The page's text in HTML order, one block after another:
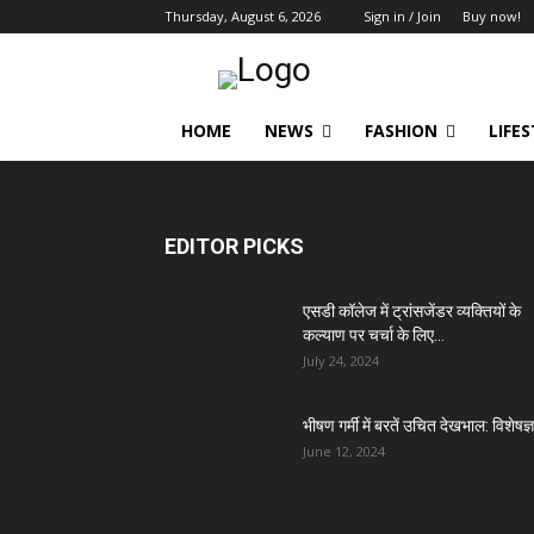
Thursday, August 6, 2026 Sign in / Join Buy now!
HOME NEWS FASHION
EDITOR PICKS
एसडी कॉलेज में ट्रांसजेंडर व्यक्तियों के
कल्याण पर चर्चा के लिए...
July 24, 2024
भीषण गर्मी में बरतें उचित देखभाल: विशेषज्ञ
June 12, 2024